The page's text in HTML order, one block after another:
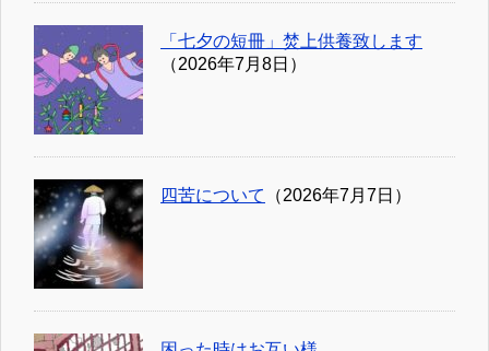
「七夕の短冊」焚上供養致します
（2026年7月8日）
四苦について （2026年7月7日）